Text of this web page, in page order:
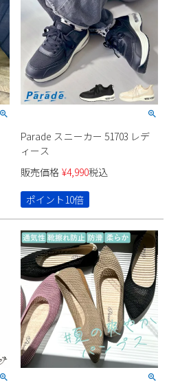
Parade スニーカー 51703 レデ
ィース
販売価格 ¥4,990税込
ポイント10倍